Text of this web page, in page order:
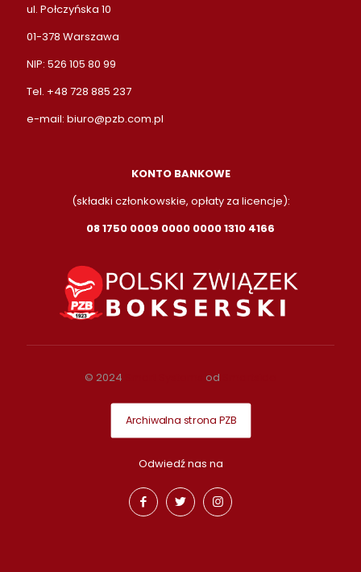
ul. Połczyńska 10
01-378 Warszawa
NIP: 526 105 80 99
Tel. +48 728 885 237
e-mail: biuro@pzb.com.pl
KONTO BANKOWE
(składki członkowskie, opłaty za licencje):
08 1750 0009 0000 0000 1310 4166
© 2024 od
Archiwalna strona PZB
Odwiedź nas na